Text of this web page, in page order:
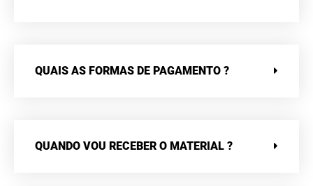
QUAIS AS FORMAS DE PAGAMENTO ?
QUANDO VOU RECEBER O MATERIAL ?